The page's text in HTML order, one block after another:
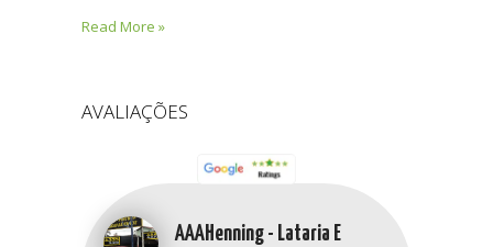
Read More »
AVALIAÇÕES
AAAHenning - Lataria E